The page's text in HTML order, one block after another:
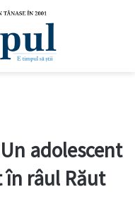
adolescent
în râul Răut